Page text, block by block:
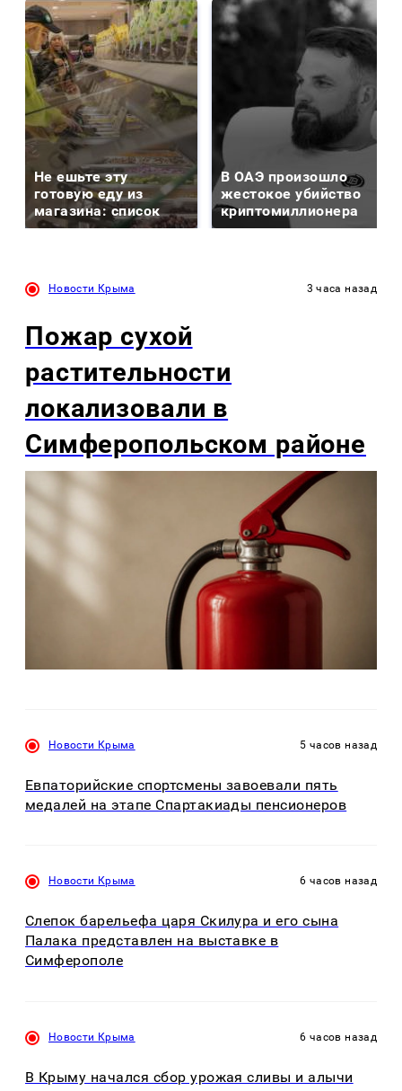
Не ешьте эту
готовую еду из
магазина: список
В ОАЭ произошло
жестокое убийство
криптомиллионера
Новости Крыма 3 часа назад
Пожар сухой
растительности
локализовали в
Симферопольском районе
Новости Крыма 5 часов назад
Евпаторийские спортсмены завоевали пять
медалей на этапе Спартакиады пенсионеров
Новости Крыма 6 часов назад
Слепок барельефа царя Скилура и его сына
Палака представлен на выставке в
Симферополе
Новости Крыма 6 часов назад
В Крыму начался сбор урожая сливы и алычи